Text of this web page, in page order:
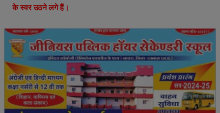
के स्वर उठने लगे हैं।